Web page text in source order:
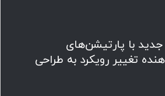
اروپا، بیش از ۶۰٪ دفاتر جدید با پارتیشن‌های
تغییر رویکرد به طراحی